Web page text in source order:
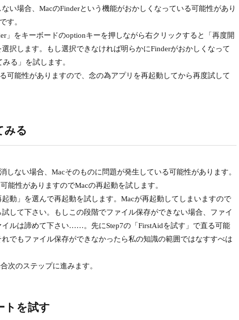
い場合、MacのFinderという機能がおかしくなっている可能性があり
す。
」をキーボードのoptionキーを押しながら右クリックすると「再度開
択します。もし選択できなければ明らかにFinderがおかしくなって
る」を試します。
可能性がありますので、念の為アプリを再起動してから再度試して
みる
ない場合、Macそのものに問題が発生している可能性があります。
能性がありますのでMacの再起動を試します。
動」を選んで再起動を試します。Macが再起動してしまいますので
して下さい。もしこの段階でファイル保存ができない場合、ファイ
ルは諦めて下さい……。先にStep7の「FirstAidを試す」で直る可能
でもファイル保存ができなかったら私の知識の範囲ではなすすべは
次のステップに進みます。
トを試す